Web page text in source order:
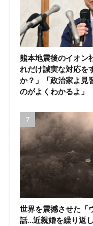
熊本地震後のイオン
れだけ誠実な対応を
か？」「政治家よ見
のがよくわかるよ」
世界を震撼させた「
話…近親婚を繰り返